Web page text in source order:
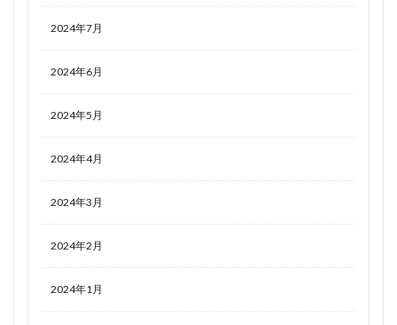
2024年7月
2024年6月
2024年5月
2024年4月
2024年3月
2024年2月
2024年1月